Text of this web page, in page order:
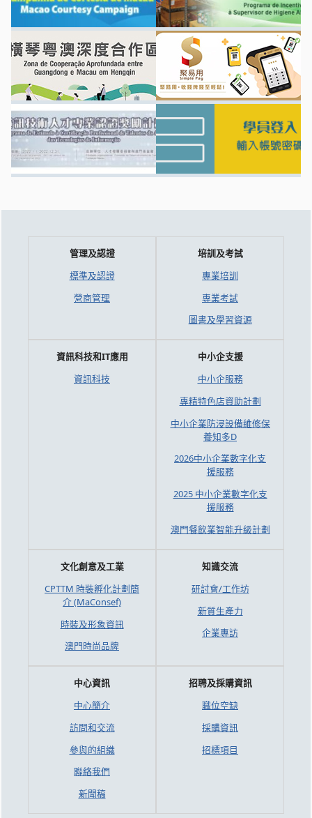
管理及認證
標準及認證
營商管理
培訓及考試
專業培訓
專業考試
圖書及學習資源
資訊科技和IT應用
資訊科技
中小企支援
中小企服務
專精特色店資助計劃
中小企業防浸設備維修保
養知多D
2026中小企業數字化支
援服務
2025 中小企業數字化支
援服務
澳門餐飲業智能升級計劃
文化創意及工業
CPTTM 時裝孵化計劃簡
介 (MaConsef)
時裝及形象資訊
澳門時尚品牌
知識交流
研討會/工作坊
新質生產力
企業專訪
中心資訊
中心簡介
訪問和交流
參與的組織
聯絡我們
新聞稿
招聘及採購資訊
職位空缺
採購資訊
招標項目